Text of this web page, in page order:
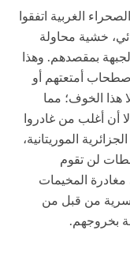
الغربية اتفقوا
خشية محاولة
بمقصدهم. وهذا
أمتعتهم أو
هذا الخوف؛ مما
أن أغلب من غادروا
الموريتانية،
لن تقوم
المخيمات
من قبل من
بخروجهم.